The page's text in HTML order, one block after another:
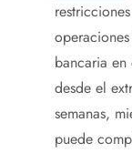
bancaria
desde el
semanas,
puede